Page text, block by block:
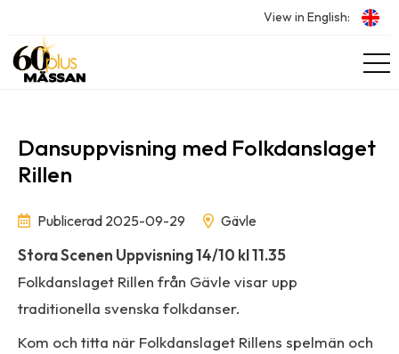
View in English:
Dansuppvisning med Folkdanslaget
Rillen
Publicerad 2025-09-29 Gävle
Stora Scenen Uppvisning 14/10 kl 11.35
Folkdanslaget Rillen från Gävle visar upp
traditionella svenska folkdanser.
Kom och titta när Folkdanslaget Rillens spelmän och